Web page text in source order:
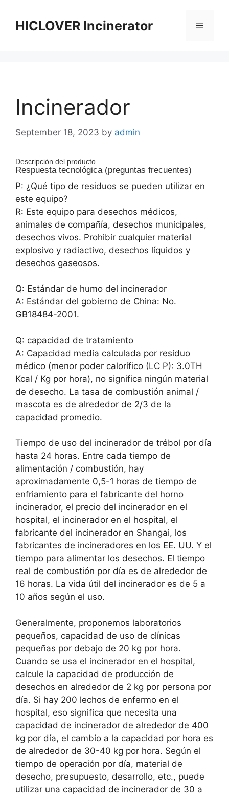
contentHICLOVER Incinerator Menu
Incinerador
September 18, 2023 by admin
Descripción del producto
Respuesta tecnológica (preguntas frecuentes)
P: ¿Qué tipo de residuos se pueden utilizar en
este equipo?
R: Este equipo para desechos médicos,
animales de compañía, desechos municipales,
desechos vivos. Prohibir cualquier material
explosivo y radiactivo, desechos líquidos y
desechos gaseosos.
Q: Estándar de humo del incinerador
A: Estándar del gobierno de China: No.
GB18484-2001.
Q: capacidad de tratamiento
A: Capacidad media calculada por residuo
médico (menor poder calorífico (LC P): 3.0TH
Kcal / Kg por hora), no significa ningún material
de desecho. La tasa de combustión animal /
mascota es de alrededor de 2/3 de la
capacidad promedio.
Tiempo de uso del incinerador de trébol por día
hasta 24 horas. Entre cada tiempo de
alimentación / combustión, hay
aproximadamente 0,5-1 horas de tiempo de
enfriamiento para el fabricante del horno
incinerador, el precio del incinerador en el
hospital, el incinerador en el hospital, el
fabricante del incinerador en Shangai, los
fabricantes de incineradores en los EE. UU. Y el
tiempo para alimentar los desechos. El tiempo
real de combustión por día es de alrededor de
16 horas. La vida útil del incinerador es de 5 a
10 años según el uso.
Generalmente, proponemos laboratorios
pequeños, capacidad de uso de clínicas
pequeñas por debajo de 20 kg por hora.
Cuando se usa el incinerador en el hospital,
calcule la capacidad de producción de
desechos en alrededor de 2 kg por persona por
día. Si hay 200 lechos de enfermo en el
hospital, eso significa que necesita una
capacidad de incinerador de alrededor de 400
kg por día, el cambio a la capacidad por hora es
de alrededor de 30-40 kg por hora. Según el
tiempo de operación por día, material de
desecho, presupuesto, desarrollo, etc., puede
utilizar una capacidad de incinerador de 30 a